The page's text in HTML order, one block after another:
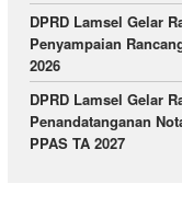
DPRD Lamsel Gelar
Penyampaian
2026
DPRD Lamsel Gelar
Penandatanganan
PPAS TA 2027